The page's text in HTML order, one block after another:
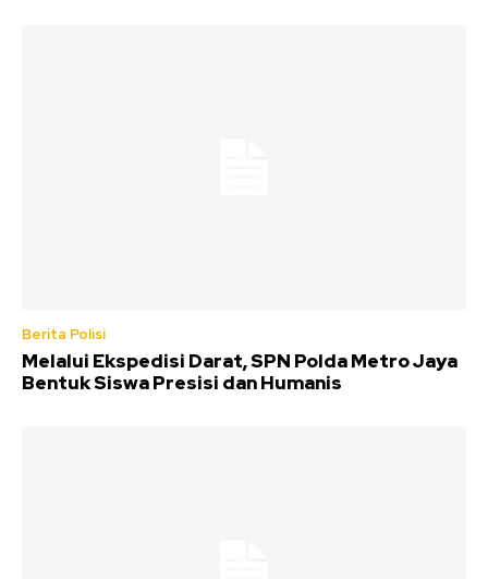
Berita Polisi
Melalui Ekspedisi Darat, SPN Polda Metro Jaya
Bentuk Siswa Presisi dan Humanis